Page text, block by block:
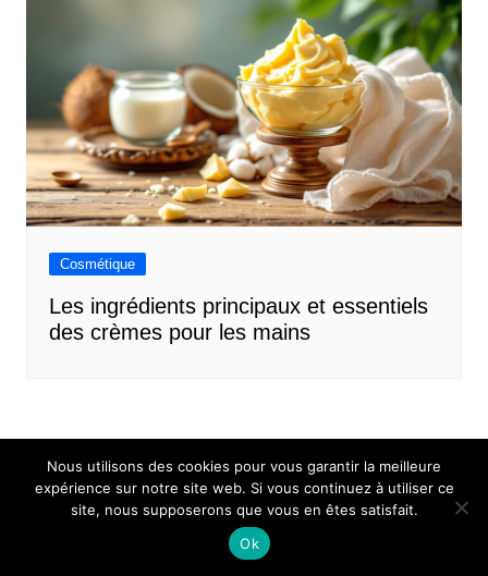
Cosmétique
Les ingrédients principaux et essentiels
des crèmes pour les mains
Nous utilisons des cookies pour vous garantir la meilleure
expérience sur notre site web. Si vous continuez à utiliser ce
site, nous supposerons que vous en êtes satisfait.
Ok